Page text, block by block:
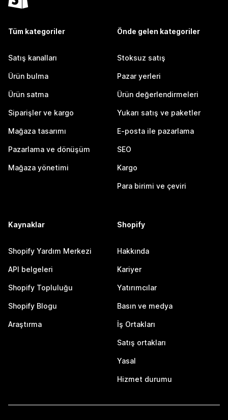
Tüm kategoriler
Satış kanalları
Ürün bulma
Ürün satma
Siparişler ve kargo
Mağaza tasarımı
Pazarlama ve dönüşüm
Mağaza yönetimi
Önde gelen kategoriler
Stoksuz satış
Pazar yerleri
Ürün değerlendirmeleri
Yukarı satış ve paketler
E-posta ile pazarlama
SEO
Kargo
Para birimi ve çeviri
Kaynaklar
Shopify Yardım Merkezi
API belgeleri
Shopify Topluluğu
Shopify Blogu
Araştırma
Shopify
Hakkında
Kariyer
Yatırımcılar
Basın ve medya
İş Ortakları
Satış ortakları
Yasal
Hizmet durumu